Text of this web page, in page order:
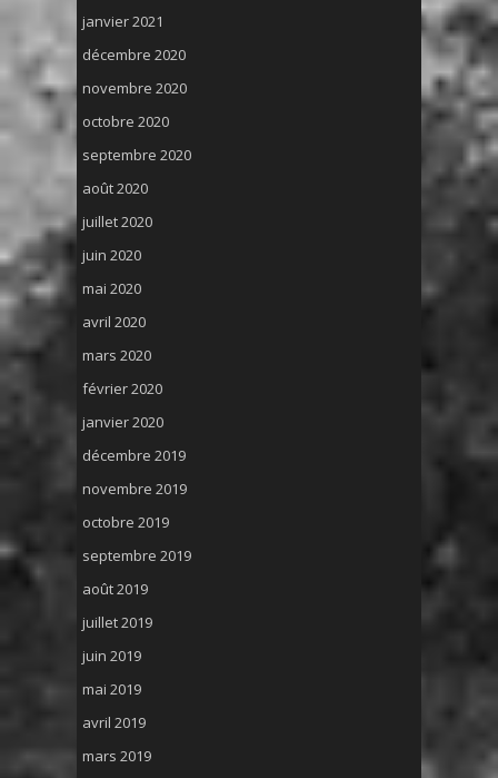
janvier 2021
décembre 2020
novembre 2020
octobre 2020
septembre 2020
août 2020
juillet 2020
juin 2020
mai 2020
avril 2020
mars 2020
février 2020
janvier 2020
décembre 2019
novembre 2019
octobre 2019
septembre 2019
août 2019
juillet 2019
juin 2019
mai 2019
avril 2019
mars 2019